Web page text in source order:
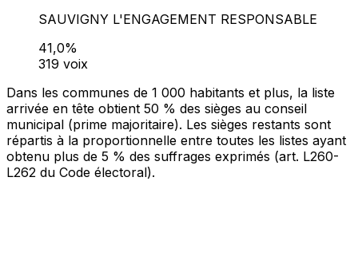
SAUVIGNY L'ENGAGEMENT RESPONSABLE
41,0%
319 voix
Dans les communes de 1 000 habitants et plus, la liste
arrivée en tête obtient 50 % des sièges au conseil
municipal (prime majoritaire). Les sièges restants sont
répartis à la proportionnelle entre toutes les listes ayant
obtenu plus de 5 % des suffrages exprimés (art. L260-
L262 du Code électoral).